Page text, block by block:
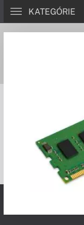
KATEGÓRIE